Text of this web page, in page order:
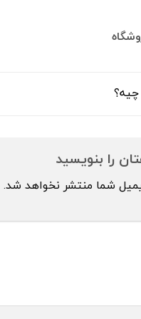
چیه؟
را بنویسید
شما منتشر نخواهد شد.